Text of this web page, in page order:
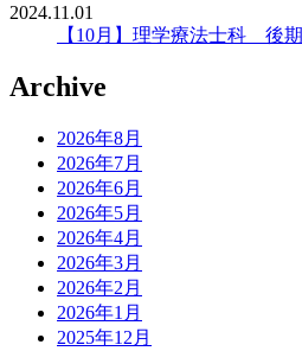
2024.11.01
【10月】理学療法士科 後
Archive
2026年8月
2026年7月
2026年6月
2026年5月
2026年4月
2026年3月
2026年2月
2026年1月
2025年12月